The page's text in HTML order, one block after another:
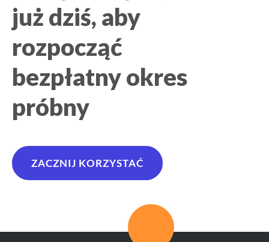
już dziś, aby
rozpocząć
bezpłatny okres
próbny
ZACZNIJ KORZYSTAĆ